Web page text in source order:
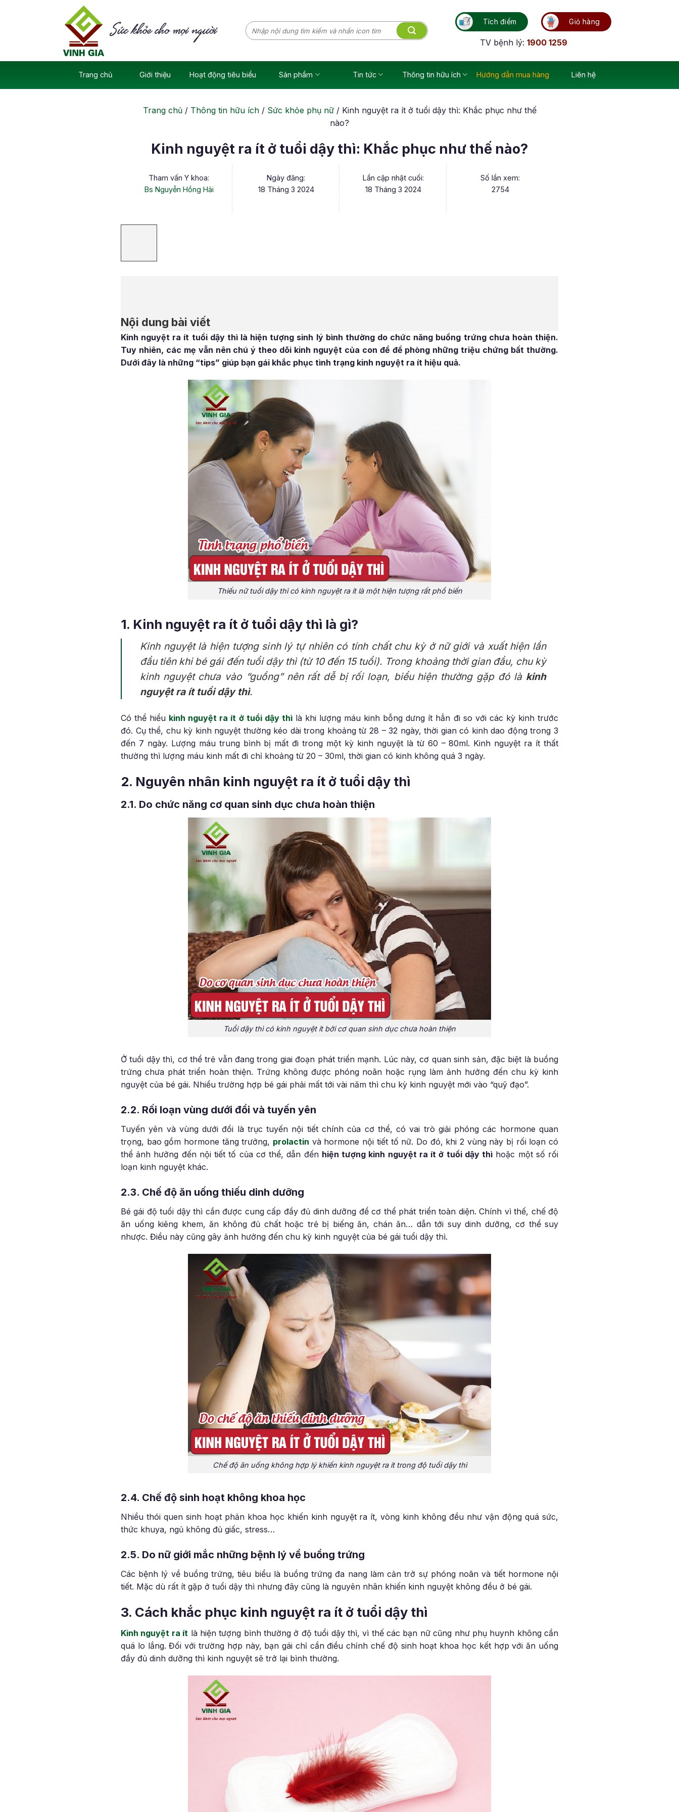
Tìm
kiếm:
Tích điểm Giỏ hàng
TV bệnh lý: 1900 1259
Trang chủ Giới thiệu Hoạt động tiêu biểu Sản phẩm Tin tức Thông tin hữu ích Hướng dẫn mua hàng Liên hệ
Trang chủ/ Thông tin hữu ích/ Sức khỏe phụ nữ/ Kinh nguyệt ra ít ở tuổi dậy thì: Khắc phục như thế
nào?
Kinh nguyệt ra ít ở tuổi dậy thì: Khắc phục như thế nào?
Tham vấn Y khoa:
Bs Nguyễn Hồng Hải
Ngày đăng:
18 Tháng 3 2024
Lần cập nhật cuối:
18 Tháng 3 2024
Số lần xem:
2754
Nội dung bài viết
Kinh nguyệt ra ít tuổi dậy thì là hiện tượng sinh lý bình thường do chức năng buồng trứng chưa hoàn thiện.
Tuy nhiên, các mẹ vẫn nên chú ý theo dõi kinh nguyệt của con để đề phòng những triệu chứng bất thường.
Dưới đây là những “tips” giúp bạn gái khắc phục tình trạng kinh nguyệt ra ít hiệu quả.
Thiếu nữ tuổi dậy thì có kinh nguyệt ra ít là một hiện tượng rất phổ biến
1. Kinh nguyệt ra ít ở tuổi dậy thì là gì?
Kinh nguyệt là hiện tượng sinh lý tự nhiên có tính chất chu kỳ ở nữ giới và xuất hiện lần
đầu tiên khi bé gái đến tuổi dậy thì (từ 10 đến 15 tuổi). Trong khoảng thời gian đầu, chu kỳ
kinh nguyệt chưa vào “guồng” nên rất dễ bị rối loạn, biểu hiện thường gặp đó là kinh
nguyệt ra ít tuổi dậy thì.
Có thể hiểu kinh nguyệt ra ít ở tuổi dậy thìlà khi lượng máu kinh bỗng dưng ít hẳn đi so với các kỳ kinh trước
đó. Cụ thể, chu kỳ kinh nguyệt thường kéo dài trong khoảng từ 28 – 32 ngày, thời gian có kinh dao động trong 3
đến 7 ngày. Lượng máu trung bình bị mất đi trong một kỳ kinh nguyệt là từ 60 – 80ml. Kinh nguyệt ra ít thất
thường thì lượng máu kinh mất đi chỉ khoảng từ 20 – 30ml, thời gian có kinh không quá 3 ngày.
2. Nguyên nhân kinh nguyệt ra ít ở tuổi dậy thì
2.1. Do chức năng cơ quan sinh dục chưa hoàn thiện
Tuổi dậy thì có kinh nguyệt ít bởi cơ quan sinh dục chưa hoàn thiện
Ở tuổi dậy thì, cơ thể trẻ vẫn đang trong giai đoạn phát triển mạnh. Lúc này, cơ quan sinh sản, đặc biệt là buồng
trứng chưa phát triển hoàn thiện. Trứng không được phóng noãn hoặc rụng làm ảnh hưởng đến chu kỳ kinh
nguyệt của bé gái. Nhiều trường hợp bé gái phải mất tới vài năm thì chu kỳ kinh nguyệt mới vào “quỹ đạo”.
2.2. Rối loạn vùng dưới đồi và tuyến yên
Tuyến yên và vùng dưới đồi là trục tuyến nội tiết chính của cơ thể, có vai trò giải phóng các hormone quan
trọng, bao gồm hormone tăng trưởng, prolactin và hormone nội tiết tố nữ. Do đó, khi 2 vùng này bị rối loạn có
thể ảnh hưởng đến nội tiết tố của cơ thể, dẫn đến hiện tượng kinh nguyệt ra ít ở tuổi dậy thì hoặc một số rối
loạn kinh nguyệt khác.
2.3. Chế độ ăn uống thiếu dinh dưỡng
Bé gái độ tuổi dậy thì cần được cung cấp đầy đủ dinh dưỡng để cơ thể phát triển toàn diện. Chính vì thế, chế độ
ăn uống kiêng khem, ăn không đủ chất hoặc trẻ bị biếng ăn, chán ăn… dẫn tới suy dinh dưỡng, cơ thể suy
nhược. Điều này cũng gây ảnh hưởng đến chu kỳ kinh nguyệt của bé gái tuổi dậy thì.
Chế độ ăn uống không hợp lý khiến kinh nguyệt ra ít trong độ tuổi dậy thì
2.4. Chế độ sinh hoạt không khoa học
Nhiều thói quen sinh hoạt phản khoa học khiến kinh nguyệt ra ít, vòng kinh không đều như vận động quá sức,
thức khuya, ngủ không đủ giấc, stress…
2.5. Do nữ giới mắc những bệnh lý về buồng trứng
Các bệnh lý về buồng trứng, tiêu biểu là buồng trứng đa nang làm cản trở sự phóng noãn và tiết hormone nội
tiết. Mặc dù rất ít gặp ở tuổi dậy thì nhưng đây cũng là nguyên nhân khiến kinh nguyệt không đều ở bé gái.
3. Cách khắc phục kinh nguyệt ra ít ở tuổi dậy thì
Kinh nguyệt ra ít là hiện tượng bình thường ở độ tuổi dậy thì, vì thế các bạn nữ cũng như phụ huynh không cần
quá lo lắng. Đối với trường hợp này, bạn gái chỉ cần điều chỉnh chế độ sinh hoạt khoa học kết hợp với ăn uống
đầy đủ dinh dưỡng thì kinh nguyệt sẽ trở lại bình thường.